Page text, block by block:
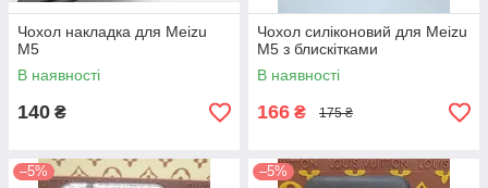
Чохол накладка для Meizu
M5
В наявності
140 ₴
Чохол силіконовий для Meizu
M5 з блискітками
В наявності
166 ₴ 175 ₴
–5% –5%